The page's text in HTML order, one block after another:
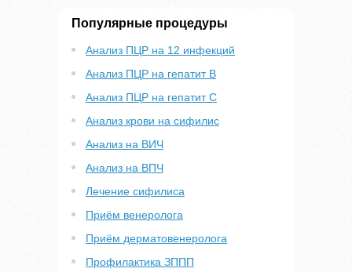
Популярные процедуры
Анализ ПЦР на 12 инфекций
Анализ ПЦР на гепатит B
Анализ ПЦР на гепатит С
Анализ крови на сифилис
Анализ на ВИЧ
Анализ на ВПЧ
Лечение сифилиса
Приём венеролога
Приём дерматовенеролога
Профилактика ЗППП